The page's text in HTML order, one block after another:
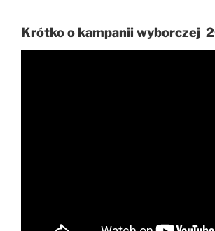
Krótko o kampanii wyborczej